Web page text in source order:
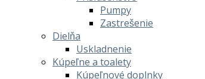
Pumpy
Zastrešenie
Dielňa
Uskladnenie
Kúpeľne a toalety
Kúpeľnové doplnky